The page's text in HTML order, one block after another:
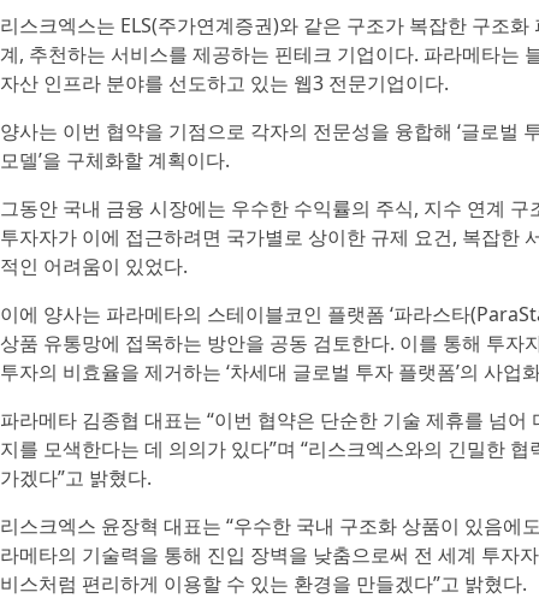
리스크엑스는 ELS(주가연계증권)와 같은 구조가 복잡한 구조
계, 추천하는 서비스를 제공하는 핀테크 기업이다. 파라메타는
자산 인프라 분야를 선도하고 있는 웹3 전문기업이다.
양사는 이번 협약을 기점으로 각자의 전문성을 융합해 ‘글로
모델’을 구체화할 계획이다.
그동안 국내 금융 시장에는 우수한 수익률의 주식, 지수 연계
투자자가 이에 접근하려면 국가별로 상이한 규제 요건, 복잡한
적인 어려움이 있었다.
이에 양사는 파라메타의 스테이블코인 플랫폼 ‘파라스타
상품 유통망에 접목하는 방안을 공동 검토한다. 이를 통해 투
투자의 비효율을 제거하는 ‘차세대 글로벌 투자 플랫폼’의 사
파라메타 김종협 대표는 “이번 협약은 단순한 기술 제휴를 넘
지를 모색한다는 데 의의가 있다”며 “리스크엑스와의 긴밀한
가겠다”고 밝혔다.
리스크엑스 윤장혁 대표는 “우수한 국내 구조화 상품이 있음에
라메타의 기술력을 통해 진입 장벽을 낮춤으로써 전 세계 투자
비스처럼 편리하게 이용할 수 있는 환경을 만들겠다”고 밝혔다.